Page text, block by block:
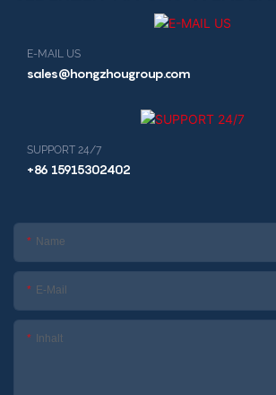
E-MAIL US
sales@hongzhougroup.com
SUPPORT 24/7
+86 15915302402
Name
E-Mail
Inhalt